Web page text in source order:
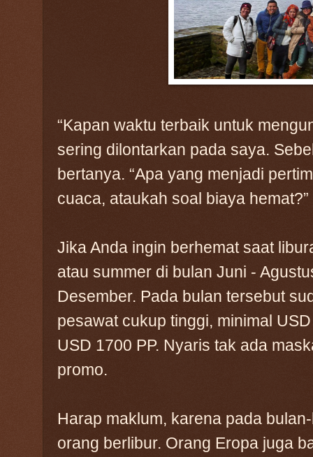
“Kapan waktu terbaik untuk
sering dilontarkan pada saya.
bertanya. “Apa yang menjadi
cuaca, ataukah soal biaya hemat?”
Jika Anda ingin berhemat saat
atau summer di bulan Juni -
Desember. Pada bulan tersebut
pesawat cukup tinggi, minimal
USD 1700 PP. Nyaris tak ada
promo.
Harap maklum, karena pada
orang berlibur. Orang Eropa juga